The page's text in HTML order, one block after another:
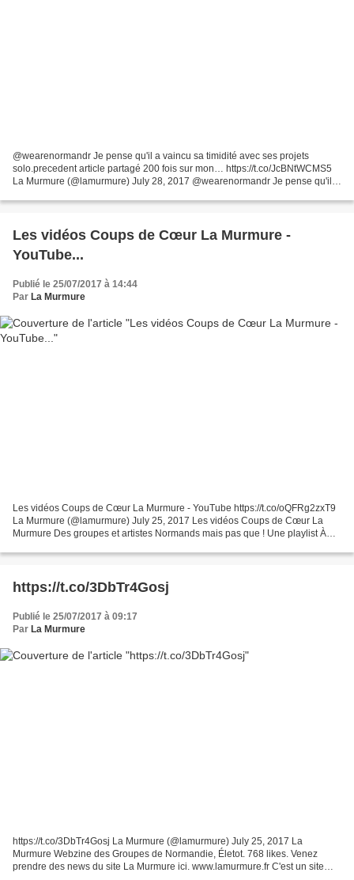
@wearenormandr Je pense qu'il a vaincu sa timidité avec ses projets
solo.precedent article partagé 200 fois sur mon… https://t.co/JcBNtWCMS5
La Murmure (@lamurmure) July 28, 2017 @wearenormandr Je pense qu'il a
Les vidéos Coups de Cœur La Murmure -
YouTube...
Publié le 25/07/2017 à 14:44
Par La Murmure
Les vidéos Coups de Cœur La Murmure - YouTube https://t.co/oQFRg2zxT9
La Murmure (@lamurmure) July 25, 2017 Les vidéos Coups de Cœur La
Murmure Des groupes et artistes Normands mais pas que ! Une playlist À
https://t.co/3DbTr4Gosj
Publié le 25/07/2017 à 09:17
Par La Murmure
https://t.co/3DbTr4Gosj La Murmure (@lamurmure) July 25, 2017 La
Murmure Webzine des Groupes de Normandie, Életot. 768 likes. Venez
prendre des news du site La Murmure ici. www.lamurmure.fr C'est un site